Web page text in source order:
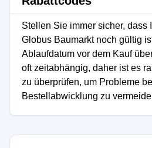
Stellen Sie immer sicher, dass
Globus Baumarkt noch gültig
Ablaufdatum vor dem Kauf
oft zeitabhängig, daher ist es
zu überprüfen, um Probleme
Bestellabwicklung zu